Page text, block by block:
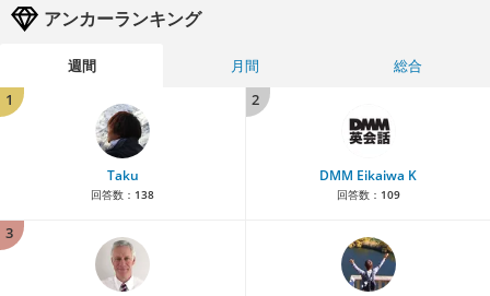
アンカーランキング
週間 月間
総合
1
Taku
回答数： 138
2
DMM Eikaiwa K
回答数： 109
3